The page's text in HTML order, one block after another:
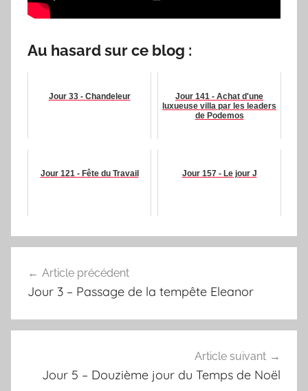
Au hasard sur ce blog :
Jour 33 - Chandeleur
Jour 141 - Achat d'une
luxueuse villa par les leaders
de Podemos
Jour 121 - Fête du Travail Jour 157 - Le jour J
de
Article précédent
Jour 3 – Passage de la tempête Eleanor
Article suivant
Jour 5 – Douzième jour du Temps de Noël